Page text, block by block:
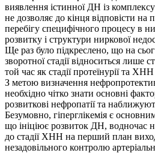
виявлення істинної ДН із
не дозволяє до кінця відповісти на
перебігу специфічного процесу в
розвитку і структури ниркової
Ще раз було підкреслено, що на
зворотної стадії відноситься лише
той час як стадії протеїнурії та
З метою визначення
необхідно чітко знати основні
розвиткові нефропатії та
Безумовно, гіперглікемія є
що ініціює розвиток ДН, водночас
до стадії ХНН на перший план
незадовільного контролю